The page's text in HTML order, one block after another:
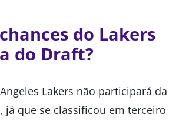
do Lakers
do Draft?
Lakers não participará da
já que se classificou em terceiro